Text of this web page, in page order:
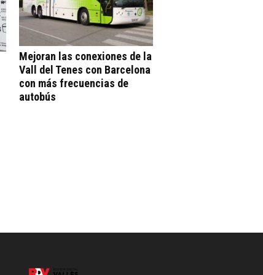
Mejoran las conexiones de la
Vall del Tenes con Barcelona
con más frecuencias de
autobús